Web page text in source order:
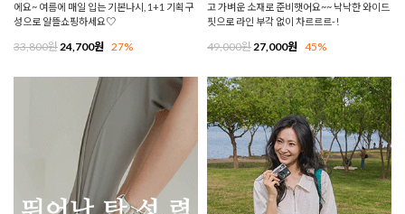
에요~ 여름에 매일 입는 기본나시, 1+1 기획구
성으로 알뜰쇼핑하세요♡
33,800원24,700원 27%
고 가벼운 소재로 준비햇어요~~ 낙낙한 와이드
핏으로 라인 부각 없이 차르르르-!
49,000원27,000원 45%